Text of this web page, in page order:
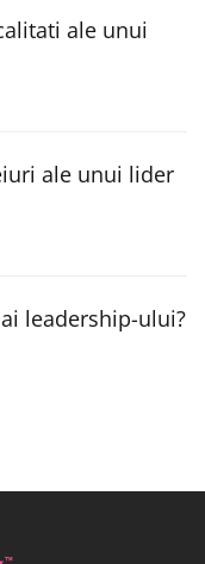
ale unui
ale unui lider
leadership-ului?